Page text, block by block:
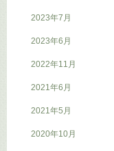
2023年7月
2023年6月
2022年11月
2021年6月
2021年5月
2020年10月